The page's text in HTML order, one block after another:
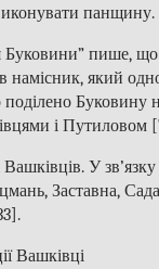
панщину.
Буковини” пише,
намісник, який
Буковину
і Путиловом
Вашківців. У
Заставна,